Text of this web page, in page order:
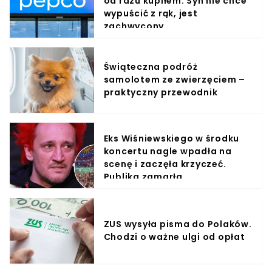
wypuścić z rąk, jest
zachwycony
Świąteczna podróż
samolotem ze zwierzęciem –
praktyczny przewodnik
Eks Wiśniewskiego w środku
koncertu nagle wpadła na
scenę i zaczęła krzyczeć.
Publika zamarła
ZUS wysyła pisma do Polaków.
Chodzi o ważne ulgi od opłat